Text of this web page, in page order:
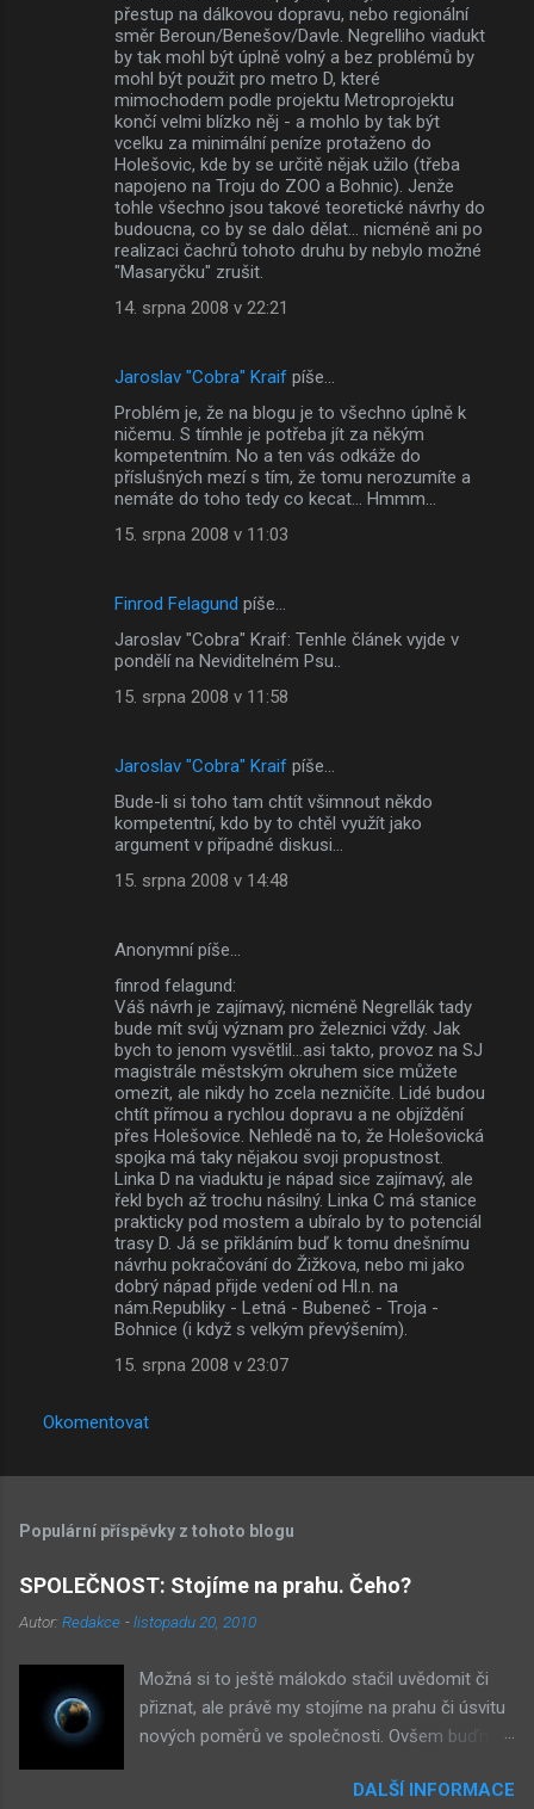
přestup na dálkovou dopravu, nebo regionální
směr Beroun/Benešov/Davle. Negrelliho viadukt
by tak mohl být úplně volný a bez problémů by
mohl být použit pro metro D, které
mimochodem podle projektu Metroprojektu
končí velmi blízko něj - a mohlo by tak být
vcelku za minimální peníze protaženo do
Holešovic, kde by se určitě nějak užilo (třeba
napojeno na Troju do ZOO a Bohnic). Jenže
tohle všechno jsou takové teoretické návrhy do
budoucna, co by se dalo dělat... nicméně ani po
realizaci čachrů tohoto druhu by nebylo možné
"Masaryčku" zrušit.
14. srpna 2008 v 22:21
Jaroslav "Cobra" Kraif píše…
Problém je, že na blogu je to všechno úplně k
ničemu. S tímhle je potřeba jít za někým
kompetentním. No a ten vás odkáže do
příslušných mezí s tím, že tomu nerozumíte a
nemáte do toho tedy co kecat... Hmmm...
15. srpna 2008 v 11:03
Finrod Felagund píše…
Jaroslav "Cobra" Kraif: Tenhle článek vyjde v
pondělí na Neviditelném Psu..
15. srpna 2008 v 11:58
Jaroslav "Cobra" Kraif píše…
Bude-li si toho tam chtít všimnout někdo
kompetentní, kdo by to chtěl využít jako
argument v případné diskusi...
15. srpna 2008 v 14:48
Anonymní píše…
finrod felagund:
Váš návrh je zajímavý, nicméně Negrellák tady
bude mít svůj význam pro železnici vždy. Jak
bych to jenom vysvětlil...asi takto, provoz na SJ
magistrále městským okruhem sice můžete
omezit, ale nikdy ho zcela nezničíte. Lidé budou
chtít přímou a rychlou dopravu a ne objíždění
přes Holešovice. Nehledě na to, že Holešovická
spojka má taky nějakou svoji propustnost.
Linka D na viaduktu je nápad sice zajímavý, ale
řekl bych až trochu násilný. Linka C má stanice
prakticky pod mostem a ubíralo by to potenciál
trasy D. Já se přikláním buď k tomu dnešnímu
návrhu pokračování do Žižkova, nebo mi jako
dobrý nápad přijde vedení od Hl.n. na
nám.Republiky - Letná - Bubeneč - Troja -
Bohnice (i když s velkým převýšením).
15. srpna 2008 v 23:07
Okomentovat
Populární příspěvky z tohoto blogu
SPOLEČNOST: Stojíme na prahu. Čeho?
Autor: Redakce -listopadu 20, 2010
Možná si to ještě málokdo stačil uvědomit či
přiznat, ale právě my stojíme na prahu či úsvitu
nových poměrů ve společnosti. Ovšem buďme
Novými poměry ve společnosti myslím
DALŠÍ INFORMACE